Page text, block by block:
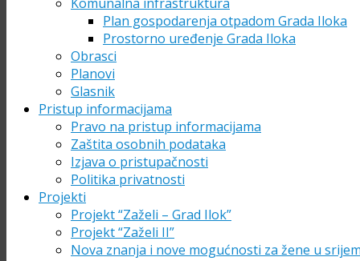
Plan gospodarenja otpadom Grada Iloka
Prostorno uređenje Grada Iloka
Obrasci
Planovi
Glasnik
Pristup informacijama
Pravo na pristup informacijama
Zaštita osobnih podataka
Izjava o pristupačnosti
Politika privatnosti
Projekti
Projekt “Zaželi – Grad Ilok”
Projekt “Zaželi II”
Nova znanja i nove mogućnosti za žene u